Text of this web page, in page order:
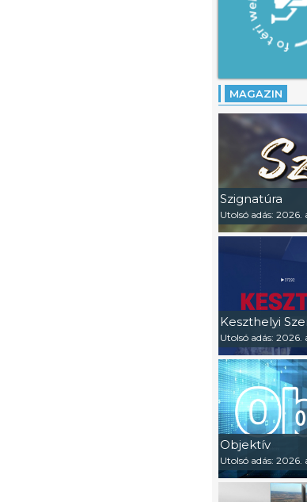
MAGAZIN
Szignatúra
Utolsó adás:
Keszthelyi
Utolsó adás: 2026.
Objektív
Utolsó adás: 2026.